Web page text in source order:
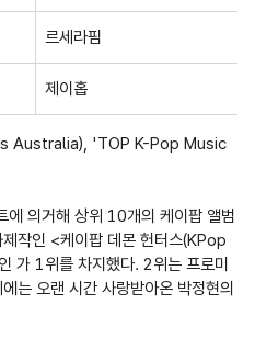
르세라핌
제이홉
Australia), 'TOP K-Pop Music
의거해 상위 10개의 케이팝 앨범
작인 <케이팝 데몬 헌터스(KPop
가 1위를 차지했다. 2위는 프로미
는 오랜 시간 사랑받아온 박정현의